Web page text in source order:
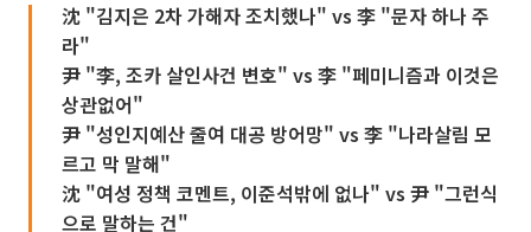
沈 "김지은 2차 가해자 조치했나" vs 李 "문자 하나 주
라"
尹 "李, 조카 살인사건 변호" vs 李 "페미니즘과 이것은
상관없어"
尹 "성인지예산 줄여 대공 방어망" vs 李 "나라살림 모
르고 막 말해"
沈 "여성 정책 코멘트, 이준석밖에 없나" vs 尹 "그런식
으로 말하는 건"